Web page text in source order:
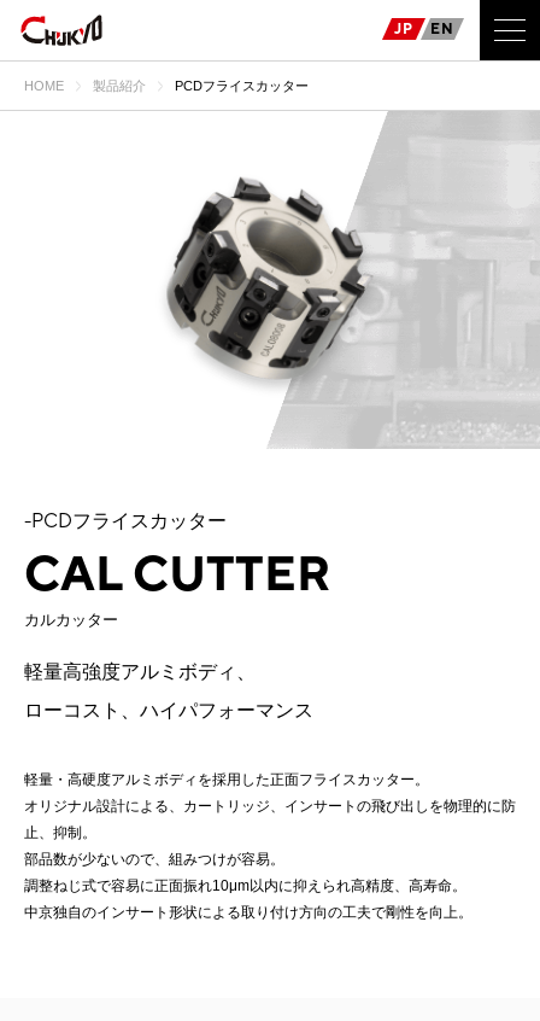
JP EN
HOME 製品紹介 PCDフライスカッター
-PCDフライスカッター
CAL CUTTER
カルカッター
軽量高強度アルミボディ、
ローコスト、ハイパフォーマンス
軽量・高硬度アルミボディを採用した正面フライスカッター。
オリジナル設計による、カートリッジ、インサートの飛び出しを物理的に防
止、抑制。
部品数が少ないので、組みつけが容易。
調整ねじ式で容易に正面振れ10μm以内に抑えられ高精度、高寿命。
中京独自のインサート形状による取り付け方向の工夫で剛性を向上。